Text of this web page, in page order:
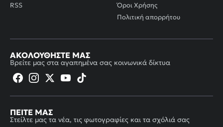
RSS
Όροι Χρήσης
Πολιτική απορρήτου
ΑΚΟΛΟΥΘΉΣΤΕ ΜΑΣ
Βρείτε μας στα αγαπημένα σας κοινωνικά δίκτυα
ΠΕΊΤΕ ΜΑΣ
Στείλτε μας τα νέα, τις φωτογραφίες και τα σχόλιά σας